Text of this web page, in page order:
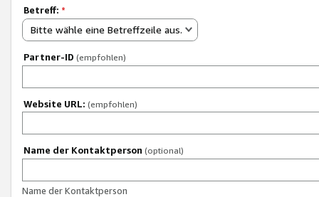
Betreff: *
Bitte wähle eine Betreffzeile aus.
Partner-ID (empfohlen)
Website URL: (empfohlen)
Name der Kontaktperson (optional)
Name der Kontaktperson